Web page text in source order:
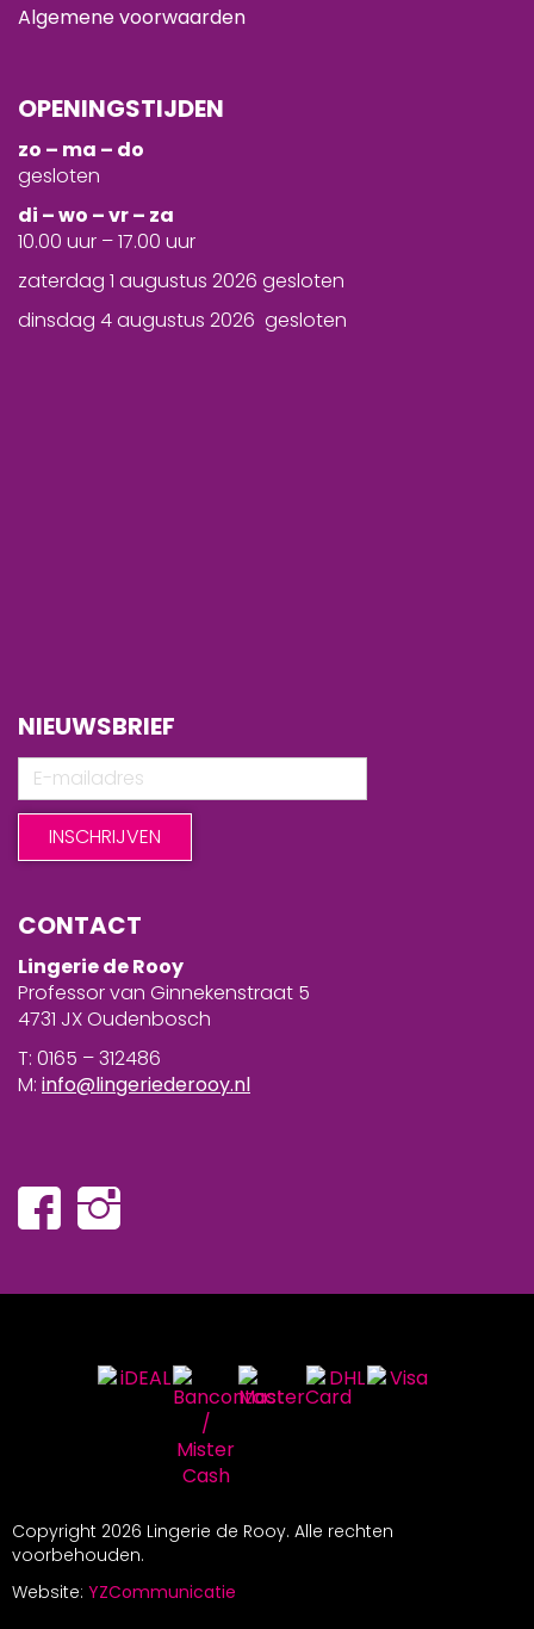
Algemene voorwaarden
OPENINGSTIJDEN
zo – ma – do
gesloten
di – wo – vr – za
10.00 uur – 17.00 uur
zaterdag 1 augustus 2026 gesloten
dinsdag 4 augustus 2026 gesloten
NIEUWSBRIEF
CONTACT
Lingerie de Rooy
Professor van Ginnekenstraat 5
4731 JX Oudenbosch
T: 0165 – 312486
M: info@lingeriederooy.nl
Copyright 2026 Lingerie de Rooy. Alle rechten
voorbehouden.
Website: YZCommunicatie